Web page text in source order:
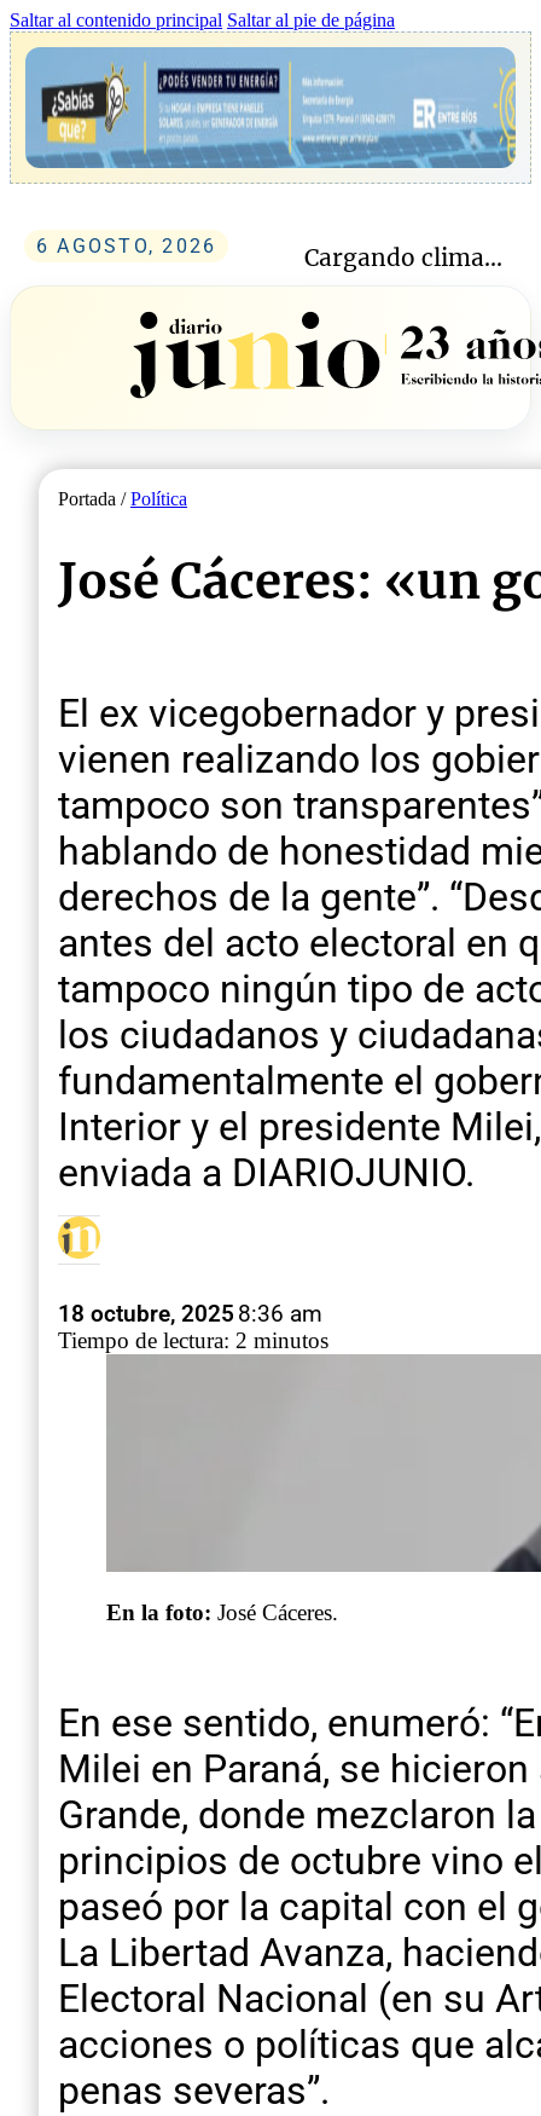
Saltar al contenido principal Saltar al pie de página
6 AGOSTO, 2026 Cargando clima...
Portada /Política
José Cáceres: «un
El ex vicegobernador y
vienen realizando los
tampoco son
hablando de honestidad
derechos de la gente”.
antes del acto electoral en
tampoco ningún tipo de
los ciudadanos y
fundamentalmente el
Interior y el presidente
enviada a DIARIOJUNIO.
18 octubre, 2025 8:36 am
Tiempo de lectura: 2 minutos
En la foto: José Cáceres.
En ese sentido, enumeró:
Milei en Paraná, se
Grande, donde mezclaron
principios de octubre vino
paseó por la capital con el
La Libertad Avanza,
Electoral Nacional (en su
acciones o políticas que
penas severas”.